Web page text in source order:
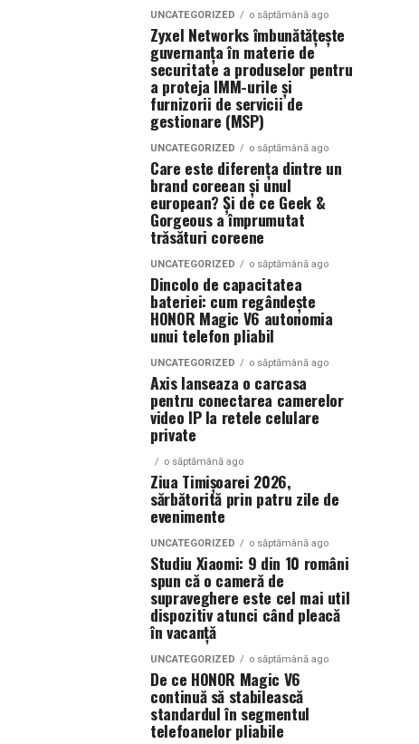
UNCATEGORIZED o săptămână ago
Zyxel Networks îmbunătățește
guvernanța în materie de
securitate a produselor pentru
a proteja IMM-urile și
furnizorii de servicii de
gestionare (MSP)
UNCATEGORIZED o săptămână ago
Care este diferența dintre un
brand coreean și unul
european? Și de ce Geek &
Gorgeous a împrumutat
trăsături coreene
UNCATEGORIZED o săptămână ago
Dincolo de capacitatea
bateriei: cum regândește
HONOR Magic V6 autonomia
unui telefon pliabil
UNCATEGORIZED o săptămână ago
Axis lanseaza o carcasa
pentru conectarea camerelor
video IP la retele celulare
private
o săptămână ago
Ziua Timișoarei 2026,
sărbătorită prin patru zile de
evenimente
UNCATEGORIZED o săptămână ago
Studiu Xiaomi: 9 din 10 români
spun că o cameră de
supraveghere este cel mai util
dispozitiv atunci când pleacă
în vacanță
UNCATEGORIZED o săptămână ago
De ce HONOR Magic V6
continuă să stabilească
standardul în segmentul
telefoanelor pliabile